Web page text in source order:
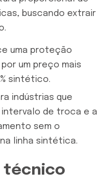
buscando extrair
uma proteção
um preço mais
sintético.
indústrias que
intervalo de troca e a
sem o
linha sintética.
técnico